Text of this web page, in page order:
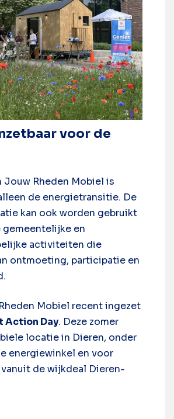
voor de
Jouw Rheden Mobiel is
de energietransitie. De
kan ook worden gebruikt
gemeentelijke en
activiteiten die
ontmoeting, participatie en
Mobiel recent ingezet
Action Day. Deze zomer
locatie in Dieren, onder
energiewinkel en voor
de wijkdeal Dieren-